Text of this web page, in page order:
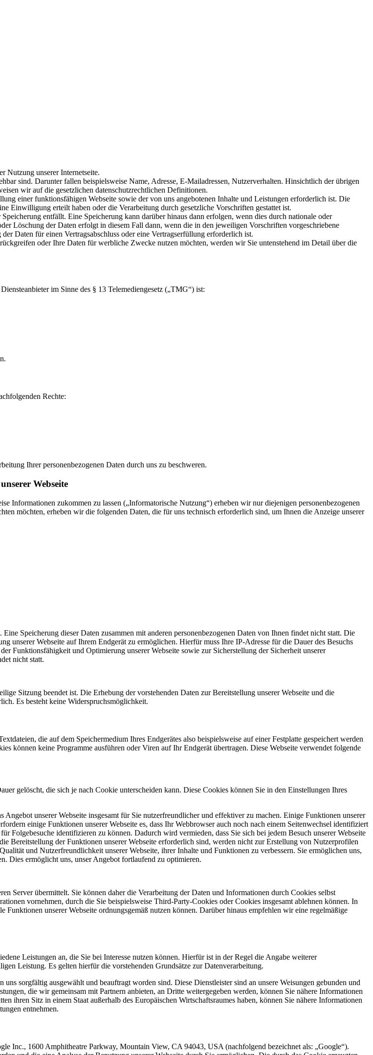
Nutzung unserer Internetseite.
sind. Darunter fallen beispielsweise Name, Adresse, E-Mailadressen, Nutzerverhalten. Hinsichtlich der übrigen
wir auf die gesetzlichen datenschutzrechtlichen Definitionen.
einer funktionsfähigen Webseite sowie der von uns angebotenen Inhalte und Leistungen erforderlich ist. Die
Einwilligung erteilt haben oder die Verarbeitung durch gesetzliche Vorschriften gestattet ist.
entfällt. Eine Speicherung kann darüber hinaus dann erfolgen, wenn dies durch nationale oder
Löschung der Daten erfolgt in diesem Fall dann, wenn die in den jeweiligen Vorschriften vorgeschriebene
Daten für einen Vertragsabschluss oder eine Vertragserfüllung erforderlich ist.
oder Ihre Daten für werbliche Zwecke nutzen möchten, werden wir Sie untenstehend im Detail über die
im Sinne des § 13 Telemediengesetz („TMG“) ist:
Rechte:
Ihrer personenbezogenen Daten durch uns zu beschweren.
Webseite
Informationen zukommen zu lassen („Informatorische Nutzung“) erheben wir nur diejenigen personenbezogenen
möchten, erheben wir die folgenden Daten, die für uns technisch erforderlich sind, um Ihnen die Anzeige unserer
Speicherung dieser Daten zusammen mit anderen personenbezogenen Daten von Ihnen findet nicht statt. Die
unserer Webseite auf Ihrem Endgerät zu ermöglichen. Hierfür muss Ihre IP-Adresse für die Dauer des Besuchs
Funktionsfähigkeit und Optimierung unserer Webseite sowie zur Sicherstellung der Sicherheit unserer
nicht statt.
Sitzung beendet ist. Die Erhebung der vorstehenden Daten zur Bereitstellung unserer Webseite und die
Es besteht keine Widerspruchsmöglichkeit.
die auf dem Speichermedium Ihres Endgerätes also beispielsweise auf einer Festplatte gespeichert werden
können keine Programme ausführen oder Viren auf Ihr Endgerät übertragen. Diese Webseite verwendet folgende
gelöscht, die sich je nach Cookie unterscheiden kann. Diese Cookies können Sie in den Einstellungen Ihres
unserer Webseite insgesamt für Sie nutzerfreundlicher und effektiver zu machen. Einige Funktionen unserer
einige Funktionen unserer Webseite es, dass Ihr Webbrowser auch noch nach einem Seitenwechsel identifiziert
Folgebesuche identifizieren zu können. Dadurch wird vermieden, dass Sie sich bei jedem Besuch unserer Webseite
Bereitstellung der Funktionen unserer Webseite erforderlich sind, werden nicht zur Erstellung von Nutzerprofilen
und Nutzerfreundlichkeit unserer Webseite, ihrer Inhalte und Funktionen zu verbessern. Sie ermöglichen uns,
Dies ermöglicht uns, unser Angebot fortlaufend zu optimieren.
Server übermittelt. Sie können daher die Verarbeitung der Daten und Informationen durch Cookies selbst
vornehmen, durch die Sie beispielsweise Third-Party-Cookies oder Cookies insgesamt ablehnen können. In
unserer Webseite ordnungsgemäß nutzen können. Darüber hinaus empfehlen wir eine regelmäßige
Leistungen an, die Sie bei Interesse nutzen können. Hierfür ist in der Regel die Angabe weiterer
Leistung. Es gelten hierfür die vorstehenden Grundsätze zur Datenverarbeitung.
sorgfältig ausgewählt und beauftragt worden sind. Diese Dienstleister sind an unsere Weisungen gebunden und
die wir gemeinsam mit Partnern anbieten, an Dritte weitergegeben werden, können Sie nähere Informationen
ihren Sitz in einem Staat außerhalb des Europäischen Wirtschaftsraumes haben, können Sie nähere Informationen
entnehmen.
Inc., 1600 Amphitheatre Parkway, Mountain View, CA 94043, USA (nachfolgend bezeichnet als: „Google“).